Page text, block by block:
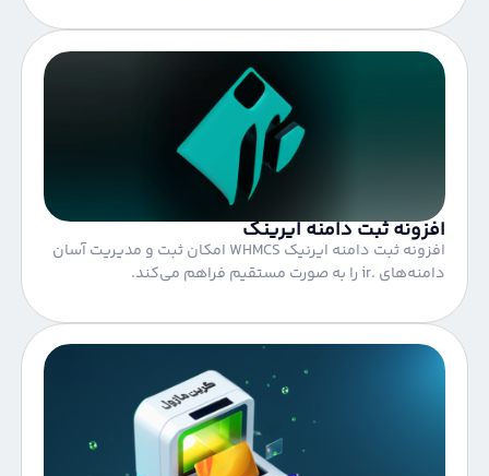
افزونه ثبت دامنه ایرینک
افزونه ثبت دامنه ایرنیک WHMCS امکان ثبت و مدیریت آسان
دامنه‌های .ir را به صورت مستقیم فراهم می‌کند.